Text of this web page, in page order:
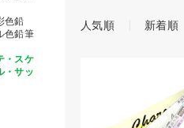
人気順 新着順
色鉛
色鉛筆
・スケ
・サッ